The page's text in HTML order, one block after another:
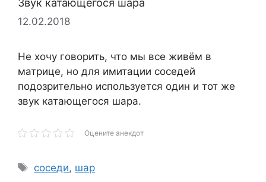
Звук катающегося шара
12.02.2018
Не хочу говорить, что мы все живём в
матрице, но для имитации соседей
подозрительно используется один и тот же
звук катающегося шара.
Оцените анекдот
Метки
соседи, шар